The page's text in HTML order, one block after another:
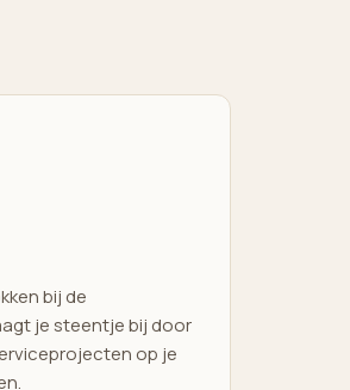
bij de
je steentje bij door
op je